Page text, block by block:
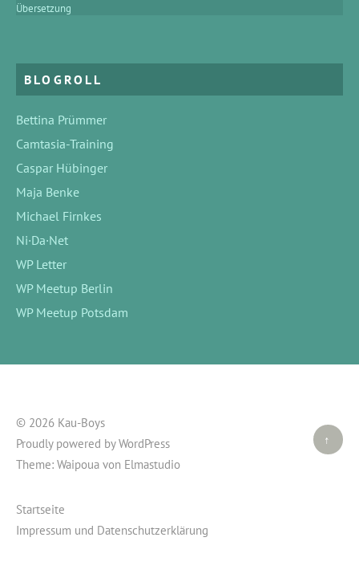
Übersetzung
BLOGROLL
Bettina Prümmer
Camtasia-Training
Caspar Hübinger
Maja Benke
Michael Firnkes
Ni·Da·Net
WP Letter
WP Meetup Berlin
WP Meetup Potsdam
© 2026 Kau-Boys
Proudly powered byWordPress
Theme: Waipoua von Elmastudio
Startseite
Impressum und Datenschutzerklärung
Top ↑